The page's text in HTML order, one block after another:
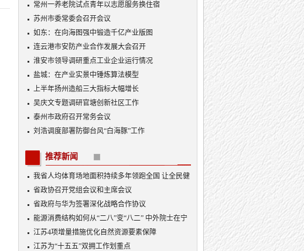
常州一养老院试点青年以志愿服务换住宿
苏州市委常委会召开会议
如东：在向海图强中锻造千亿产业版图
连云港市安防产业合作发展大会召开
淮安市领导调研重点工业企业运行情况
盐城：在产业实景中锤炼算法模型
上半年扬州造船三大指标大幅增长
吴庆文专题调研官塘创新社区工作
泰州市政府召开常务会议
刘浩调度部署防御台风“白海豚”工作
推荐新闻
我省人均体育场地面积持续多年领跑全国 让全民健
身融入日常成为风尚
省政协召开党组会议和主席会议
省政府与华为签署深化战略合作协议
能源消费结构如何从“二八”变“八二” 中外院士在宁
探讨新型能源体系建设
江苏4项增量措施优化自然资源要素保障
江苏为“十五五”双拥工作划重点